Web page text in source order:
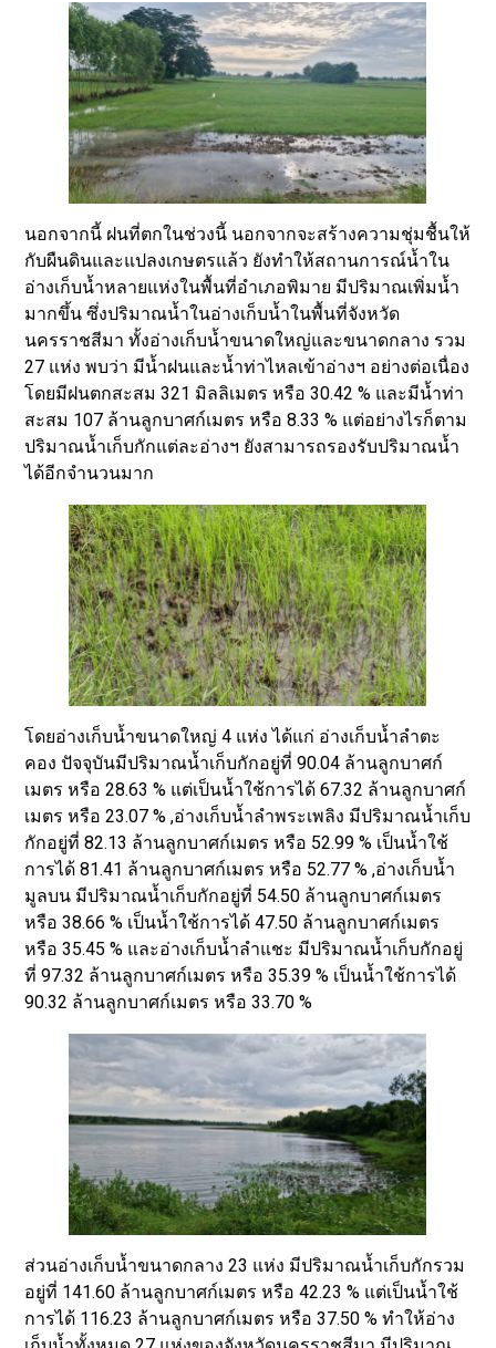
นอกจากนี้ ฝนที่ตกในช่วงนี้ นอกจากจะสร้างความชุ่มชื้นให้
กับผืนดินและแปลงเกษตรแล้ว ยังทำให้สถานการณ์น้ำใน
อ่างเก็บน้ำหลายแห่งในพื้นที่อำเภอพิมาย มีปริมาณเพิ่มน้ำ
มากขึ้น ซึ่งปริมาณน้ำในอ่างเก็บน้ำในพื้นที่จังหวัด
นครราชสีมา ทั้งอ่างเก็บน้ำขนาดใหญ่และขนาดกลาง รวม
27 แห่ง พบว่า มีน้ำฝนและน้ำท่าไหลเข้าอ่างฯ อย่างต่อเนื่อง
โดยมีฝนตกสะสม 321 มิลลิเมตร หรือ 30.42 % และมีน้ำท่า
สะสม 107 ล้านลูกบาศก์เมตร หรือ 8.33 % แต่อย่างไรก็ตาม
ปริมาณน้ำเก็บกักแต่ละอ่างฯ ยังสามารถรองรับปริมาณน้ำ
ได้อีกจำนวนมาก
โดยอ่างเก็บน้ำขนาดใหญ่ 4 แห่ง ได้แก่ อ่างเก็บน้ำลำตะ
คอง ปัจจุบันมีปริมาณน้ำเก็บกักอยู่ที่ 90.04 ล้านลูกบาศก์
เมตร หรือ 28.63 % แต่เป็นน้ำใช้การได้ 67.32 ล้านลูกบาศก์
เมตร หรือ 23.07 % ,อ่างเก็บน้ำลำพระเพลิง มีปริมาณน้ำเก็บ
กักอยู่ที่ 82.13 ล้านลูกบาศก์เมตร หรือ 52.99 % เป็นน้ำใช้
การได้ 81.41 ล้านลูกบาศก์เมตร หรือ 52.77 % ,อ่างเก็บน้ำ
มูลบน มีปริมาณน้ำเก็บกักอยู่ที่ 54.50 ล้านลูกบาศก์เมตร
หรือ 38.66 % เป็นน้ำใช้การได้ 47.50 ล้านลูกบาศก์เมตร
หรือ 35.45 % และอ่างเก็บน้ำลำแชะ มีปริมาณน้ำเก็บกักอยู่
ที่ 97.32 ล้านลูกบาศก์เมตร หรือ 35.39 % เป็นน้ำใช้การได้
90.32 ล้านลูกบาศก์เมตร หรือ 33.70 %
ส่วนอ่างเก็บน้ำขนาดกลาง 23 แห่ง มีปริมาณน้ำเก็บกักรวม
อยู่ที่ 141.60 ล้านลูกบาศก์เมตร หรือ 42.23 % แต่เป็นน้ำใช้
การได้ 116.23 ล้านลูกบาศก์เมตร หรือ 37.50 % ทำให้อ่าง